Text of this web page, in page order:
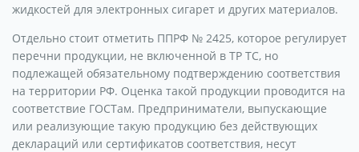
жидкостей для электронных сигарет и других материалов.
Отдельно стоит отметить ППРФ № 2425, которое регулирует
перечни продукции, не включенной в ТР ТС, но
подлежащей обязательному подтверждению соответствия
на территории РФ. Оценка такой продукции проводится на
соответствие ГОСТам. Предприниматели, выпускающие
или реализующие такую продукцию без действующих
деклараций или сертификатов соответствия, несут